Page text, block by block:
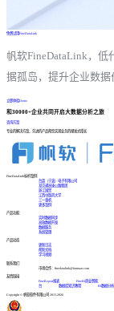
免费试用FineDataLink
帆软FineDataLink，
据孤岛，提升企业数据
立即体验Demo
和30000+企业共同开启大数据分析之旅
咨询方案
专业的解决方案、先进的产品帮您实现业务的爆发式增长
FineDataLink标杆案例
台晶（宁波）电子有限公司
某交通高速公路集团
浙江国贸
江西中医药大学
三一重机
更多案例
产品功能
实时数据同步
高效数据开发
数据服务
系统管理
产品动态
更新日志
帮助文档
学习视频
联系我们
市场合作：finedatalink@fanruan.com
友情链接
FineReport报表
FineBI商业智能
台
数据库知识教程 BI数据分析
Copyright © 帆软软件有限公司 2015-2026